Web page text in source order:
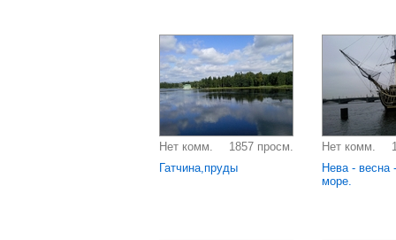
Нет комм.
1857 просм.
Гатчина,пруды
Нет комм.
Нева - весна
море.